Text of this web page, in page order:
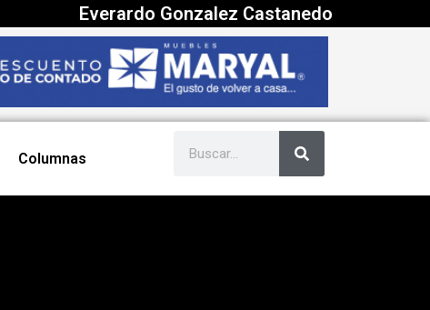
Everardo Gonzalez Castanedo
Columnas